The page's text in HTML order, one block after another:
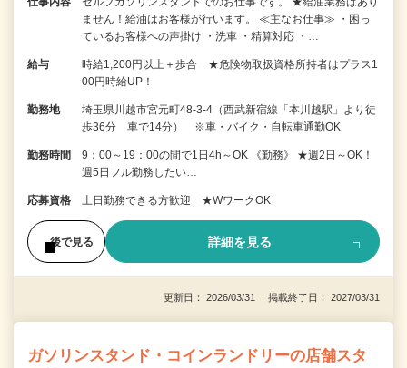
ません！給油はお客様が行います。 ≪主なお仕事≫ ・困っ
ているお客様への声掛け ・洗車 ・精算対応 ・…
給与
時給1,200円以上＋歩合 ★危険物取扱資格所持者はプラス1
00円時給UP！
勤務地
埼玉県川越市宮元町48-3-4（西武新宿線「本川越駅」より徒
歩36分 車で14分） ※車・バイク・自転車通勤OK
勤務時間
9：00～19：00の間で1日4h～OK 《勤務》 ★週2日～OK！
週5日フル勤務したい…
応募資格 土日勤務できる方歓迎 ★WワークOK
後で見る 詳細を見る
更新日： 2026/03/31 掲載終了日： 2027/03/31
ガソリンスタンド・コインランドリーの店舗スタ